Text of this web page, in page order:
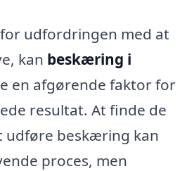
udfordringen med at
kan beskæring i
en afgørende faktor for
resultat. At finde de
udføre beskæring kan
proces, men